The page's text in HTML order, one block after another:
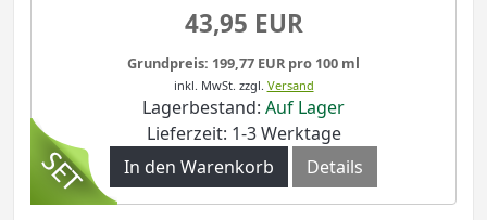
43,95 EUR
Grundpreis: 199,77 EUR pro 100 ml
inkl. MwSt. zzgl. Versand
Lagerbestand: Auf Lager
Lieferzeit: 1-3 Werktage
In den Warenkorb
Details